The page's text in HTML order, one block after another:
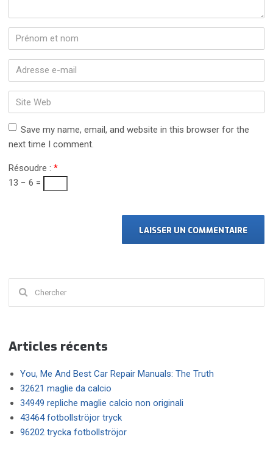
Prénom
et
nom*
Adresse
e-
mail
Site
Web
Save my name, email, and website in this browser for the
next time I comment.
Résoudre :*
13 − 6 =
Articles récents
You, Me And Best Car Repair Manuals: The Truth
32621 maglie da calcio
34949 repliche maglie calcio non originali
43464 fotbollströjor tryck
96202 trycka fotbollströjor